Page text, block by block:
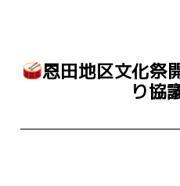
恩田地区文化祭
り協